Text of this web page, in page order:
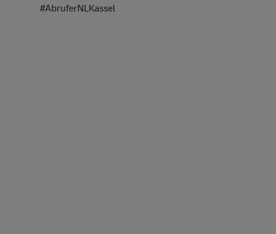
#AbruferNLKassel